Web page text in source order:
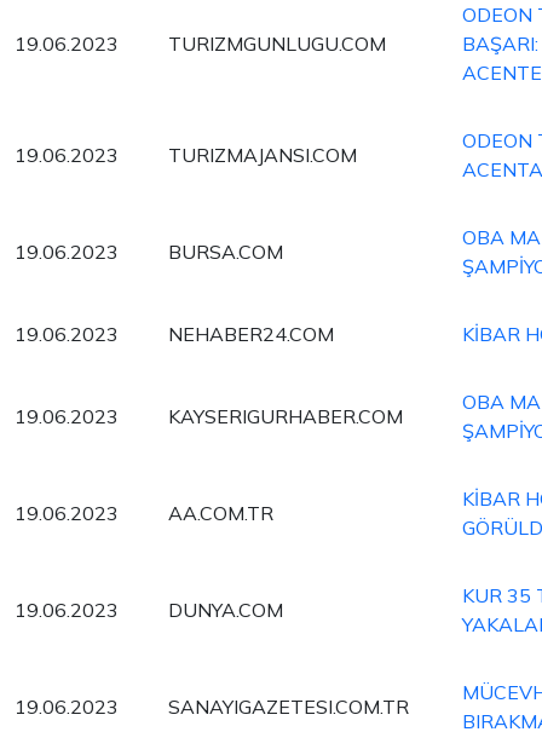
19.06.2023 TURIZMGUNLUGU.COM
ODEON
19.06.2023 TURIZMAJANSI.COM
ODEON
19.06.2023 BURSA.COM
OBA
19.06.2023 NEHABER24.COM KİBAR
19.06.2023 KAYSERIGURHABER.COM
OBA
19.06.2023 AA.COM.TR
KİBAR
19.06.2023 DUNYA.COM
KUR 35
19.06.2023 SANAYIGAZETESI.COM.TR